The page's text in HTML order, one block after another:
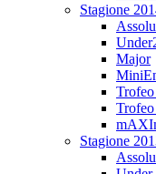
Stagione
Major
Stagione